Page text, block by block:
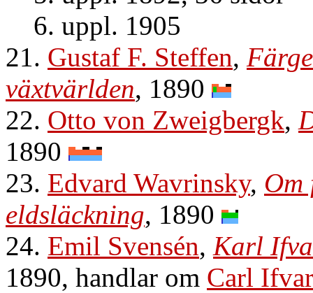
6. uppl. 1905
21. Gustaf F. Steffen,
växtvärlden, 1890
22. Otto von Zweigbergk,
1890
23. Edvard Wavrinsky, Om
eldsläckning, 1890
24. Emil Svensén, Karl
1890, handlar om Carl